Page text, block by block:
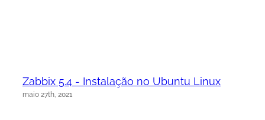
Zabbix 5.4 - Instalação no Ubuntu Linux
maio 27th, 2021